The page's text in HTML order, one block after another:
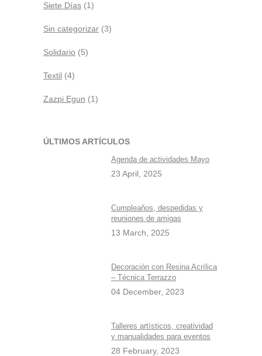
Siete Días (1)
Sin categorizar (3)
Solidario (5)
Textil (4)
Zazpi Egun (1)
ÚLTIMOS ARTÍCULOS
Agenda de actividades Mayo
23 April, 2025
Cumpleaños, despedidas y
reuniones de amigas
13 March, 2025
Decoración con Resina Acrílica
– Técnica Terrazzo
04 December, 2023
Talleres artísticos, creatividad
y manualidades para eventos
28 February, 2023